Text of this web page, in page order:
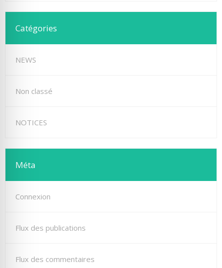
Catégories
NEWS
Non classé
NOTICES
Méta
Connexion
Flux des publications
Flux des commentaires